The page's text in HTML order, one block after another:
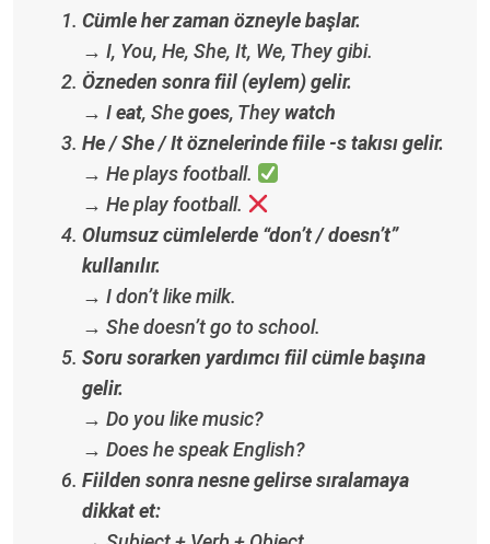
Cümle her zaman özneyle başlar.
→ I, You, He, She, It, We, They gibi.
Özneden sonra fiil (eylem) gelir.
→ Ieat, Shegoes, They watch
He / She / It öznelerinde fiile -s takısı gelir.
→ He plays football.
→ He play football.
Olumsuz cümlelerde “don’t / doesn’t”
kullanılır.
→ I don’t like milk.
→ She doesn’t go to school.
Soru sorarken yardımcı fiil cümle başına
gelir.
→ Do you like music?
→ Does he speak English?
Fiilden sonra nesne gelirse sıralamaya
dikkat et: